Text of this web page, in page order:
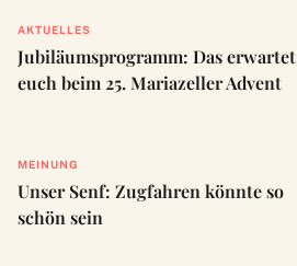
AKTUELLES
Jubiläumsprogramm: Das erwartet
euch beim 25. Mariazeller Advent
MEINUNG
Unser Senf: Zugfahren könnte so
schön sein